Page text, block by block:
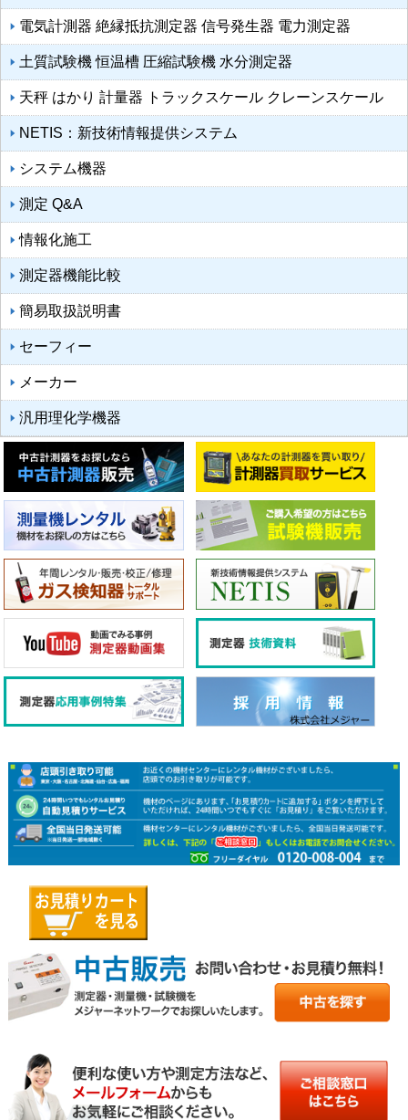
電気計測器 絶縁抵抗測定器 信号発生器 電力測定器
土質試験機 恒温槽 圧縮試験機 水分測定器
天秤 はかり 計量器 トラックスケール クレーンスケール
NETIS：新技術情報提供システム
システム機器
測定 Q&A
情報化施工
測定器機能比較
簡易取扱説明書
セーフィー
メーカー
汎用理化学機器